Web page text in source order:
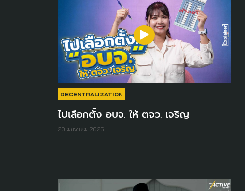
DECENTRALIZATION
ไปเลือกตั้ง อบจ. ให้ ตจว. เจริญ
20 มกราคม 2025